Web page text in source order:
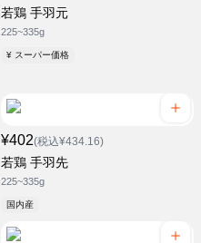
若鶏 手羽元
225~335g
¥ スーパー価格
¥402(税込¥434.16)
若鶏 手羽先
225~335g
国内産